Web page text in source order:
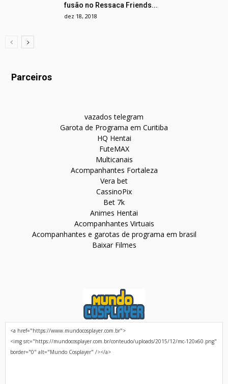
fusão no Ressaca Friends...
dez 18, 2018
Parceiros
vazados telegram
Garota de Programa em Curitiba
HQ Hentai
FuteMAX
Multicanais
Acompanhantes Fortaleza
Vera bet
CassinoPix
Bet 7k
Animes Hentai
Acompanhantes Virtuais
Acompanhantes e garotas de programa em brasil
Baixar Filmes